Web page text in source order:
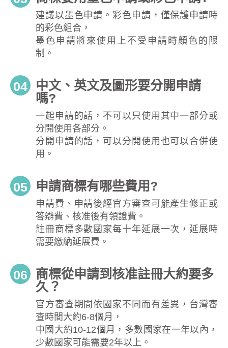
建議以墨色申請。彩色申請，僅保護申請時
的彩色組合，
墨色申請將來使用上不受申請時顏色的限
制。
04
中文、英文及圖形要分開申請
嗎?
一起申請的話，不可以只使用其中一部分或
分開使用各部分。
分開申請的話，可以分開使用也可以合併使
用。
05 申請商標有哪些費用?
申請費、申請後經官方審查可能產生修正或
答辯費、核准後有領證費。
註冊商標多數國家每十年延展一次，延展時
需要繳納延展費。
06
商標從申請到核准註冊大約要多
久？
官方審查期間依國家不同而有差異，台灣審
查時間大約6-8個月，
中國大約10-12個月，多數國家在一年以內，
少數國家可能需要2年以上。